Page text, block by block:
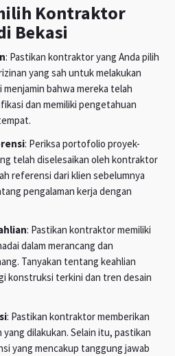
Kontraktor
Bekasi
: Pastikan kontraktor yang Anda pilih
yang sah untuk melakukan
menjamin bahwa mereka telah
dan memiliki pengetahuan
: Periksa portofolio proyek-
telah diselesaikan oleh kontraktor
referensi dari klien sebelumnya
pengalaman kerja dengan
: Pastikan kontraktor memiliki
dalam merancang dan
Tanyakan tentang keahlian
konstruksi terkini dan tren desain
: Pastikan kontraktor memberikan
yang dilakukan. Selain itu, pastikan
yang mencakup tanggung jawab